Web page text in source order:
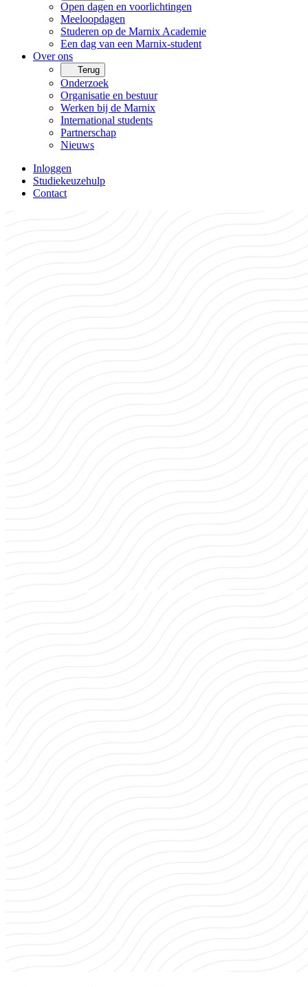
Open dagen en voorlichtingen
Meeloopdagen
Studeren op de Marnix Academie
Een dag van een Marnix-student
Over ons
Terug
Onderzoek
Organisatie en bestuur
Werken bij de Marnix
International students
Partnerschap
Nieuws
Inloggen
Studiekeuzehulp
Contact